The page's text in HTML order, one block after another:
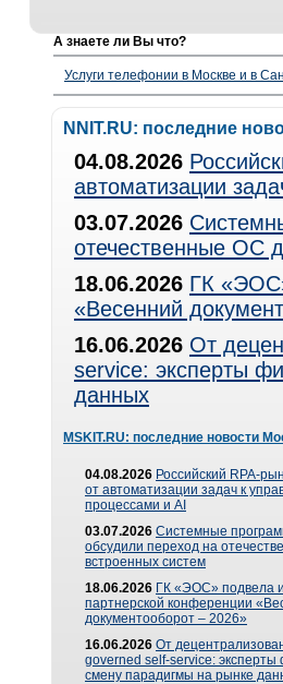
А знаете ли Вы что?
Услуги телефонии в Москве и в
NNIT.RU: последние
04.08.2026
автоматизации
03.07.2026
отечественные ОС
18.06.2026 ГК
«Весенний
16.06.2026 От
service: эксперты
данных
MSKIT.RU: последние новости
04.08.2026 Российский RPA-
от автоматизации задач к
процессами и AI
03.07.2026 Системные
обсудили переход на
встроенных систем
18.06.2026 ГК «ЭОС» подвела
партнерской конференции
документооборот – 2026»
16.06.2026 От
governed self-service: эксперты
смену парадигмы на рынке